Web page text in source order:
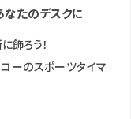
たのデスクに
飾ろう！
ーのスポーツタイマ